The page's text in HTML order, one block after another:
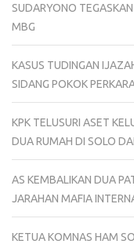
SUDARYONO
MBG
KASUS TUDINGAN
SIDANG POKOK
KPK TELUSURI ASET
DUA RUMAH DI SOLO
AS KEMBALIKAN DUA
JARAHAN MAFIA
KETUA KOMNAS HAM